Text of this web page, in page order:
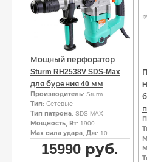
Мощный перфоратор
Sturm RH2538V SDS-Max
для бурения 40 мм
Производитель: Sturm
Тип: Сетевые
Тип патрона: SDS-MAX
Мощность, Вт: 1900
Мах сила удара, Дж: 10
15990 руб.